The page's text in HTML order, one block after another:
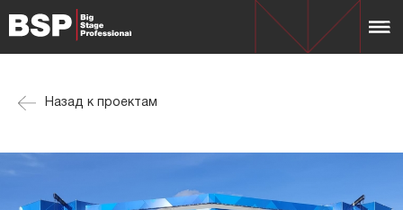
Назад к проектам